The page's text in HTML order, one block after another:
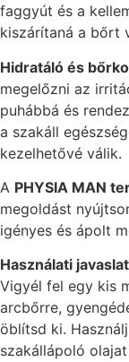
faggyút és a
kiszárítaná a bőrt
Hidratáló és
megelőzni az
puhábbá és
a szakáll
kezelhetővé válik.
A PHYSIA MAN
megoldást
igényes és ápolt
Használati
Vigyél fel egy kis
arcbőrre,
öblítsd ki.
szakállápoló